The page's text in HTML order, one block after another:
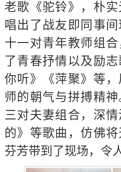
老歌《驼铃》，朴实
唱出了战友即同事间
十一对青年教师组
了青春抒情以及励
你听》《萍聚》等
师的朝气与拼搏精
三对夫妻组合，深
的》等歌曲，仿佛
芬芳带到了现场，令